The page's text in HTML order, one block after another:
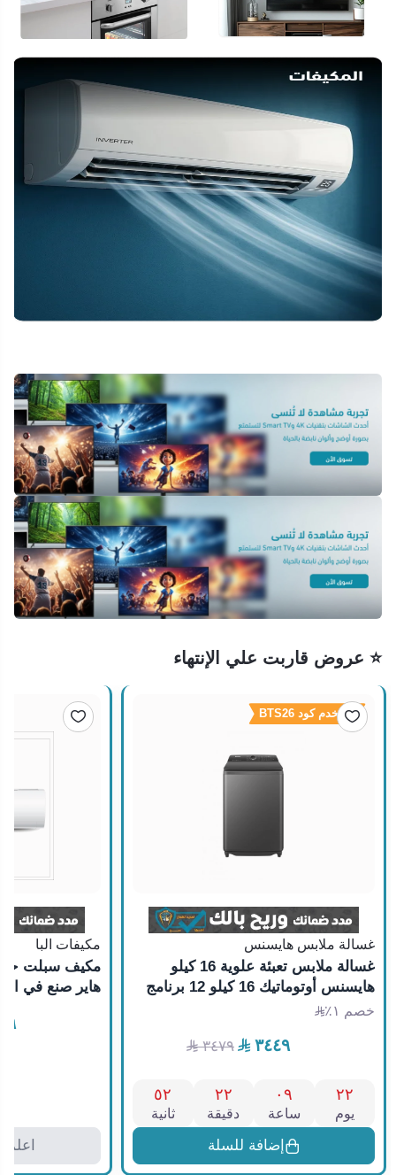
⭐ عروض قاربت علي الإنتهاء
استخدم كود BTS26
غسالة ملابس هايسنس
غسالة ملابس تعبئة علوية 16 كيلو
هايسنس أوتوماتيك 16 كيلو 12 برنامج
DD رمادي داكن انفيرتر صنع في الصينخصم ١٪
٣٤٤٩ ٣٤٧٩
إضافة للسلة
٥٢
ثانية
٢٢
دقيقة
٠٩
ساعة
٢٢
يوم
مكيفات البا
هاير صنع في الصين ELBA24HAN20